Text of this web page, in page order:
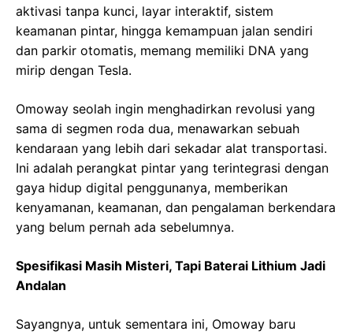
aktivasi tanpa kunci, layar interaktif, sistem
keamanan pintar, hingga kemampuan jalan sendiri
dan parkir otomatis, memang memiliki DNA yang
mirip dengan Tesla.
Omoway seolah ingin menghadirkan revolusi yang
sama di segmen roda dua, menawarkan sebuah
kendaraan yang lebih dari sekadar alat transportasi.
Ini adalah perangkat pintar yang terintegrasi dengan
gaya hidup digital penggunanya, memberikan
kenyamanan, keamanan, dan pengalaman berkendara
yang belum pernah ada sebelumnya.
Spesifikasi Masih Misteri, Tapi Baterai Lithium Jadi
Andalan
Sayangnya, untuk sementara ini, Omoway baru